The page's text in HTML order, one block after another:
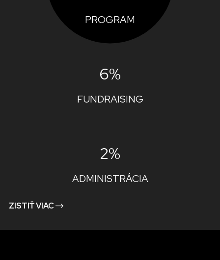
PROGRAM
6%
FUNDRAISING
2%
ADMINISTRÁCIA
ZISTIŤ VIAC